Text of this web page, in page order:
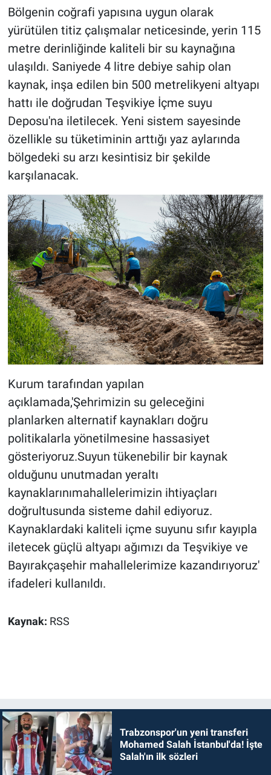
Bölgenin coğrafi yapısına uygun olarak
yürütülen titiz çalışmalar neticesinde, yerin 115
metre derinliğinde kaliteli bir su kaynağına
ulaşıldı. Saniyede 4 litre debiye sahip olan
kaynak, inşa edilen bin 500 metrelikyeni altyapı
hattı ile doğrudan Teşvikiye İçme suyu
Deposu'na iletilecek. Yeni sistem sayesinde
özellikle su tüketiminin arttığı yaz aylarında
bölgedeki su arzı kesintisiz bir şekilde
karşılanacak.
Kurum tarafından yapılan
açıklamada,'Şehrimizin su geleceğini
planlarken alternatif kaynakları doğru
politikalarla yönetilmesine hassasiyet
gösteriyoruz.Suyun tükenebilir bir kaynak
olduğunu unutmadan yeraltı
kaynaklarınımahallelerimizin ihtiyaçları
doğrultusunda sisteme dahil ediyoruz.
Kaynaklardaki kaliteli içme suyunu sıfır kayıpla
iletecek güçlü altyapı ağımızı da Teşvikiye ve
Bayırakçaşehir mahallelerimize kazandırıyoruz'
ifadeleri kullanıldı.
Kaynak: RSS
Trabzonspor'un yeni transferi
Mohamed Salah İstanbul'da! İşte
Salah'ın ilk sözleri